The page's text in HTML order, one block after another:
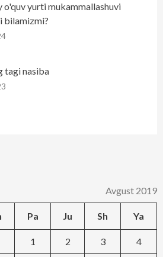
o'quv yurti mukammallashuvi
bilamizmi?
tagi nasiba
Avgust 2019
Pa Ju Sh Ya
1 2 3 4